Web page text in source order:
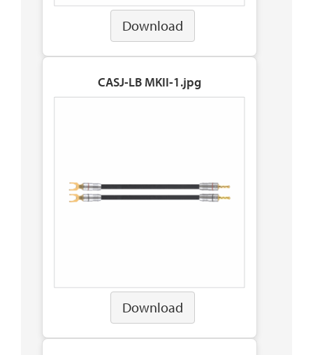
Download
CASJ-LB MKII-1.jpg
Download